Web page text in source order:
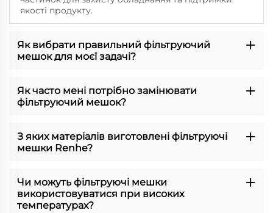
якості продукту.
Як вибрати правильний фільтруючий
мешок для моєї задачі?
Як часто мені потрібно замінювати
фільтруючий мешок?
З яких матеріалів виготовлені фільтруючі
мешки Renhe?
Чи можуть фільтруючі мешки
використовуватися при високих
температурах?